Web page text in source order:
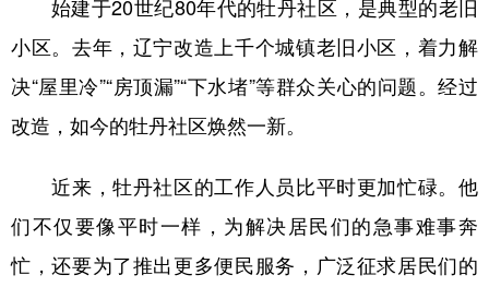
始建于20世纪80年代的牡丹社区，是典型的老旧
小区。去年，辽宁改造上千个城镇老旧小区，着力解
决“屋里冷”“房顶漏”“下水堵”等群众关心的问题。经过
改造，如今的牡丹社区焕然一新。
近来，牡丹社区的工作人员比平时更加忙碌。他
们不仅要像平时一样，为解决居民们的急事难事奔
忙，还要为了推出更多便民服务，广泛征求居民们的